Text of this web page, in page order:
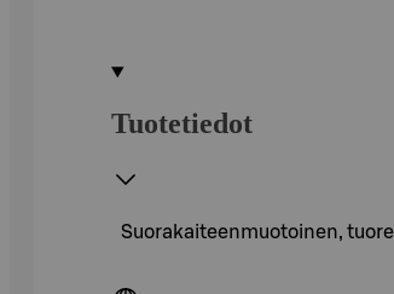
Tuotetiedot
Suorakaiteenmuotoinen,